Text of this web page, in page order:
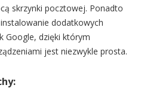
skrzynki pocztowej. Ponadto
dodatkowych
Google, dzięki którym
jest niezwykle prosta.